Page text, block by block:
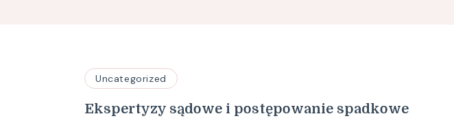
Uncategorized
Ekspertyzy sądowe i postępowanie spadkowe